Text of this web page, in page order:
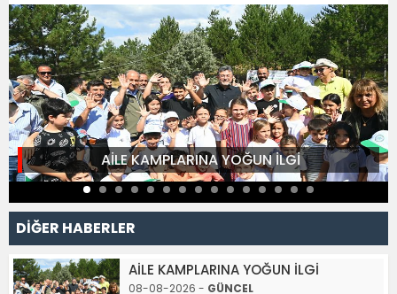
AİLE KAMPLARINA YOĞUN İLGİ
DİĞER HABERLER
AİLE KAMPLARINA YOĞUN İLGİ
08-08-2026 - GÜNCEL